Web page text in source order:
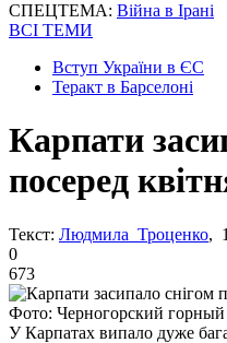
СПЕЦТЕМА: Війна в Ірані
ВСІ ТЕМИ
Вступ України в ЄС
Теракт в Барселоні
Карпати
посеред
Текст: Людмила Троценко,
0
673
Фото: Черногорский горный
У Карпатах випало дуже